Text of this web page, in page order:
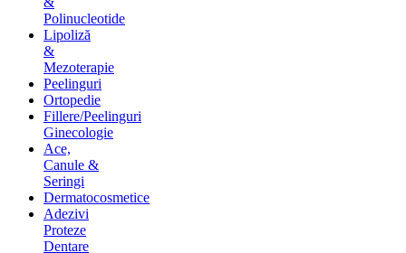
Polinucleotide
Lipoliză
&
Mezoterapie
Peelinguri
Ortopedie
Fillere/Peelinguri
Ginecologie
Ace,
Canule &
Seringi
Dermatocosmetice
Adezivi
Proteze
Dentare